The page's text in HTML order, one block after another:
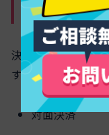
で分かれる
決済端末を使うか
す。
対面決済